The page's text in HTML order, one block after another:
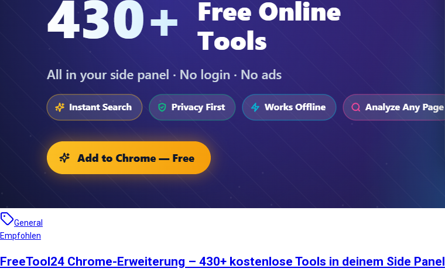
General
Empfohlen
FreeTool24 Chrome-Erweiterung – 430+ kostenlose Tools in deinem Side Panel